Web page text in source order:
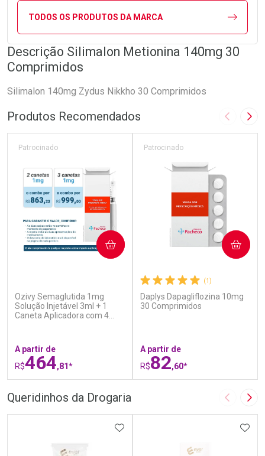
TODOS OS PRODUTOS DA MARCA
Descrição Silimalon Metionina 140mg 30
Comprimidos
Silimalon 140mg Zydus Nikkho 30 Comprimidos
Produtos Recomendados Imagem
Ozivy Semaglutida 1mg
Solução Injetável 3ml + 1
Caneta Aplicadora com 4
Patrocinado
A partir de
R$464,81*
COMPRAR
(1)
Daplys Dapagliflozina 10mg
30 Comprimidos
Patrocinado
A partir de
R$82,60*
COMPRAR
Queridinhos da Drogaria Imagem
ADICIONAR AOS FAVORITOS